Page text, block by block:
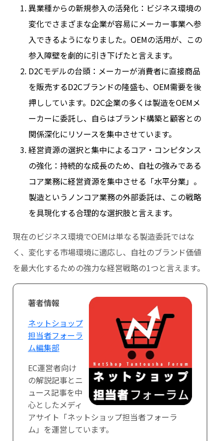
異業種からの新規参入の活発化：ビジネス環境の
変化でさまざまな企業が容易にメーカー事業へ参
入できるようになりました。OEMの活用が、この
参入障壁を劇的に引き下げたと言えます。
D2Cモデルの台頭：メーカーが消費者に直接商品
を販売するD2Cブランドの隆盛も、OEM需要を後
押ししています。D2C企業の多くは製造をOEMメ
ーカーに委託し、自らはブランド構築と顧客との
関係深化にリソースを集中させています。
経営資源の選択と集中によるコア・コンピタンス
の強化：持続的な成長のため、自社の強みである
コア業務に経営資源を集中させる「水平分業」。
製造というノンコア業務の外部委託は、この戦略
を具現化する合理的な選択肢と言えます。
現在のビジネス環境でOEMは単なる製造委託ではな
く、変化する市場環境に適応し、自社のブランド価値
を最大化するための強力な経営戦略の1つと言えます。
著者情報
ネットショップ
担当者フォーラ
ム編集部
EC運営者向け
の解説記事とニ
ュース記事を中
心としたメディ
アサイト「ネットショップ担当者フォーラ
ム」を運営しています。